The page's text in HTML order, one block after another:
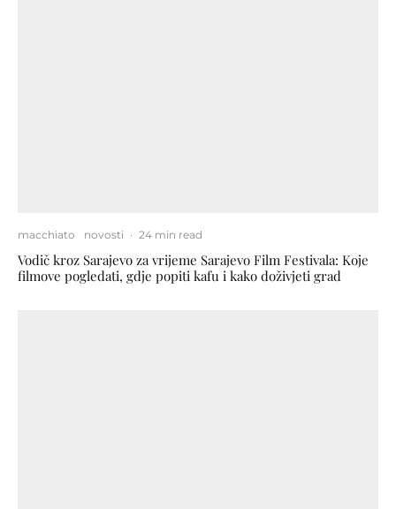
macchiato novosti · 24 min read
Vodič kroz Sarajevo za vrijeme Sarajevo Film Festivala: Koje
filmove pogledati, gdje popiti kafu i kako doživjeti grad